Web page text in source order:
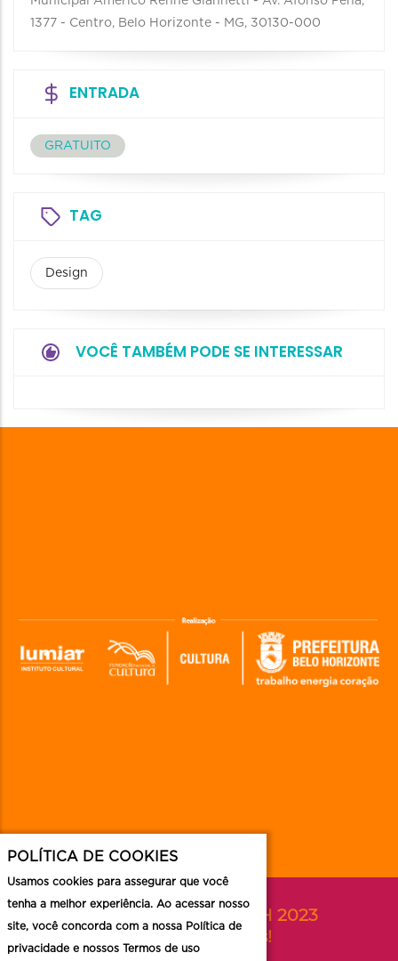
1377 - Centro, Belo Horizonte - MG, 30130-000
ENTRADA
GRATUITO
TAG
Design
VOCÊ TAMBÉM PODE SE INTERESSAR
Acompanhe o FAN BH 2023
nas redes sociais!
POLÍTICA DE COOKIES
Usamos cookies para assegurar que você
tenha a melhor experiência. Ao acessar nosso
site, você concorda com a nossa Política de
privacidade e nossos Termos de uso